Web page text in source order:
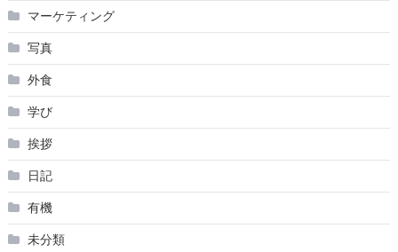
マーケティング
写真
外食
学び
挨拶
日記
有機
未分類